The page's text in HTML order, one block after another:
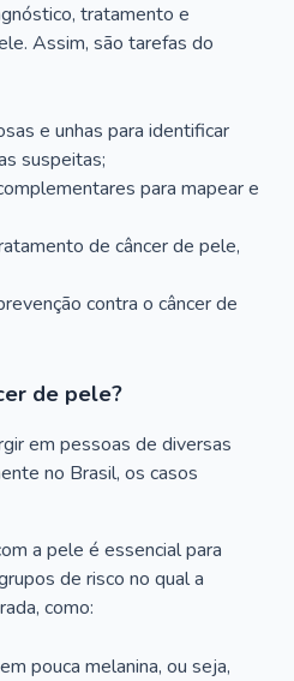
tratamento e
Assim, são tarefas do
e unhas para identificar
suspeitas;
para mapear e
de câncer de pele,
contra o câncer de
de pele?
em pessoas de diversas
no Brasil, os casos
a pele é essencial para
de risco no qual a
como:
pouca melanina, ou seja,